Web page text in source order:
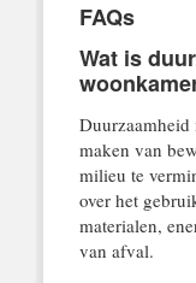
FAQs
Wat is
maken van
milieu te
over het
materialen,
van afval.